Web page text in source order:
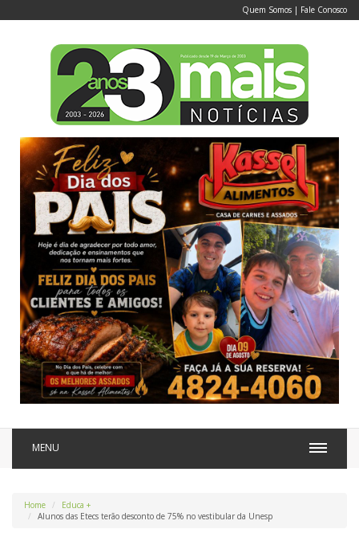
Quem Somos | Fale Conosco
MENU
Home
Educa +
Alunos das Etecs terão desconto de 75% no vestibular da Unesp